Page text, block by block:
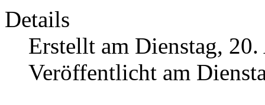
Details
Erstellt am Dienstag,
Veröffentlicht am